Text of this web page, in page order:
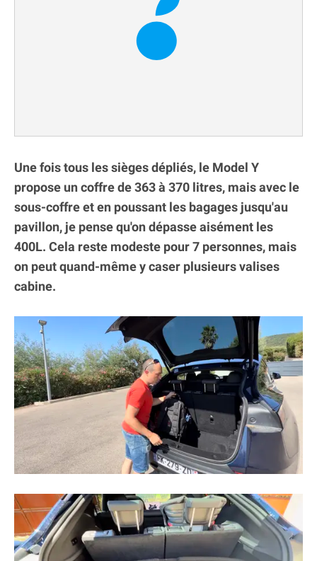
Une fois tous les sièges dépliés, le Model Y
propose un coffre de 363 à 370 litres, mais avec le
sous-coffre et en poussant les bagages jusqu'au
pavillon, je pense qu'on dépasse aisément les
400L. Cela reste modeste pour 7 personnes, mais
on peut quand-même y caser plusieurs valises
cabine.